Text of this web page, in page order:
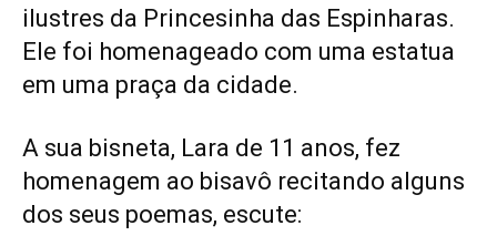
ilustres da Princesinha das Espinharas.
Ele foi homenageado com uma estatua
em uma praça da cidade.
A sua bisneta, Lara de 11 anos, fez
homenagem ao bisavô recitando alguns
dos seus poemas, escute: